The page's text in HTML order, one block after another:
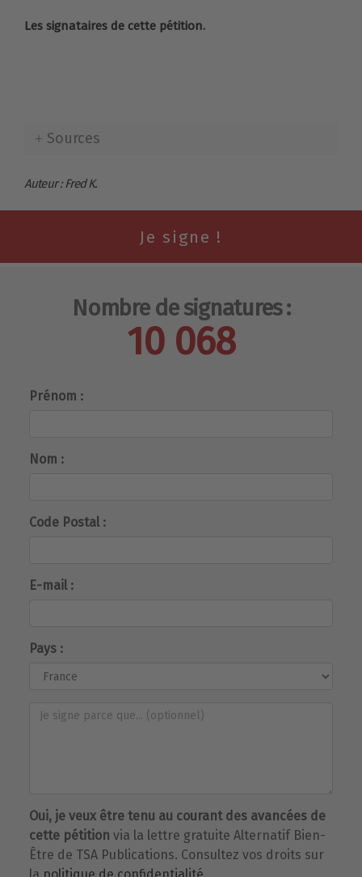
Les signataires de cette pétition.
Sources
Auteur : Fred K.
Nombre de signatures :
10 068
Prénom :
Nom :
Code Postal :
E-mail :
Pays :
Oui, je veux être tenu au courant des avancées de
cette pétition via la lettre gratuite Alternatif Bien-
Être de TSA Publications. Consultez vos droits sur